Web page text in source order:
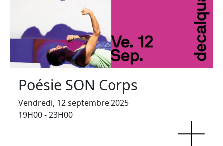
Poésie SON Corps
Vendredi, 12 septembre 2025
19H00 - 23H00